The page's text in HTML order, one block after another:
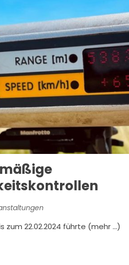
zum 22.02.2024 führte (mehr …)